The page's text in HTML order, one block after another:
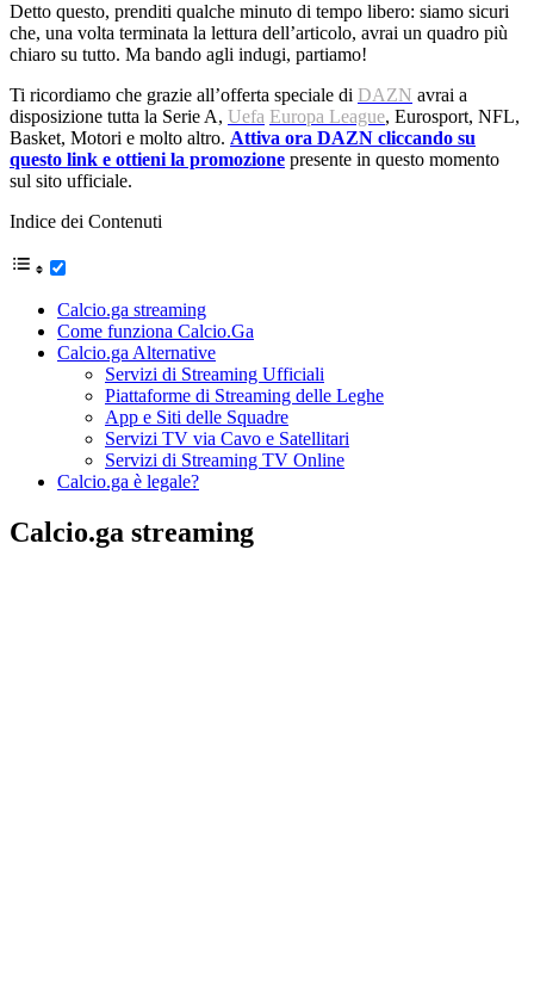
Detto questo, prenditi qualche minuto di tempo libero: siamo sicuri
che, una volta terminata la lettura dell’articolo, avrai un quadro più
chiaro su tutto. Ma bando agli indugi, partiamo!
Ti ricordiamo che grazie all’offerta speciale di DAZN avrai a
disposizione tutta la Serie A, Uefa Europa League, Eurosport, NFL,
Basket, Motori e molto altro. Attiva ora DAZN cliccando su
questo link e ottieni la promozione presente in questo momento
sul sito ufficiale.
Indice dei Contenuti
Calcio.ga streaming
Come funziona Calcio.Ga
Calcio.ga Alternative
Servizi di Streaming Ufficiali
Piattaforme di Streaming delle Leghe
App e Siti delle Squadre
Servizi TV via Cavo e Satellitari
Servizi di Streaming TV Online
Calcio.ga è legale?
Calcio.ga streaming